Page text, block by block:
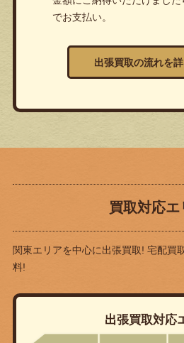
でお支払い。
出張買取の流れを
買取対応エ
関東エリアを中心に出張買取! 宅配買
料!
出張買取対応